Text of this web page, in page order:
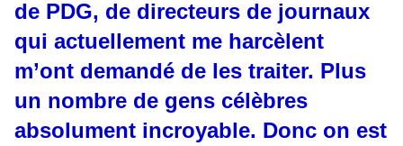
de PDG, de directeurs de journaux
qui actuellement me harcèlent
m’ont demandé de les traiter. Plus
un nombre de gens célèbres
absolument incroyable. Donc on est